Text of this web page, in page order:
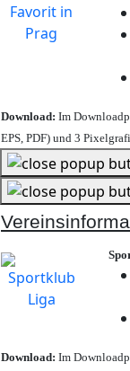
Download: Im
EPS, PDF) und 3
Download: Im